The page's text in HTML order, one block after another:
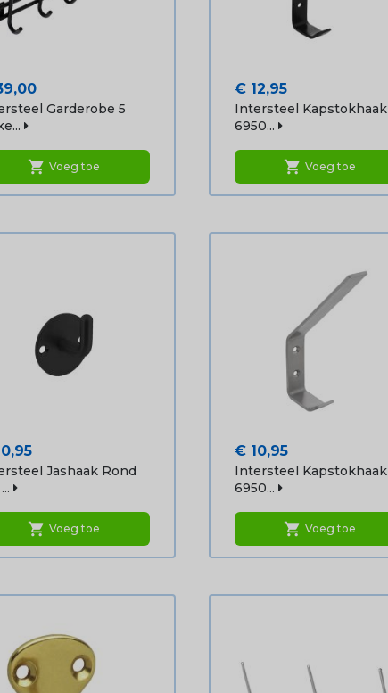
Garderobe 5
shopping_cart Voeg toe
Prijs
€ 12,95
Intersteel Kapstokhaak
6950...
shopping_cart Voeg toe
Jashaak Rond
shopping_cart Voeg toe
Prijs
€ 10,95
Intersteel Kapstokhaak
6950...
shopping_cart Voeg toe